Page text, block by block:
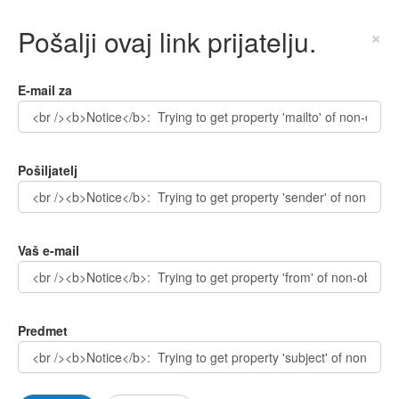
Pošalji ovaj link prijatelju. ×
E-mail za
Pošiljatelj
Vaš e-mail
Predmet